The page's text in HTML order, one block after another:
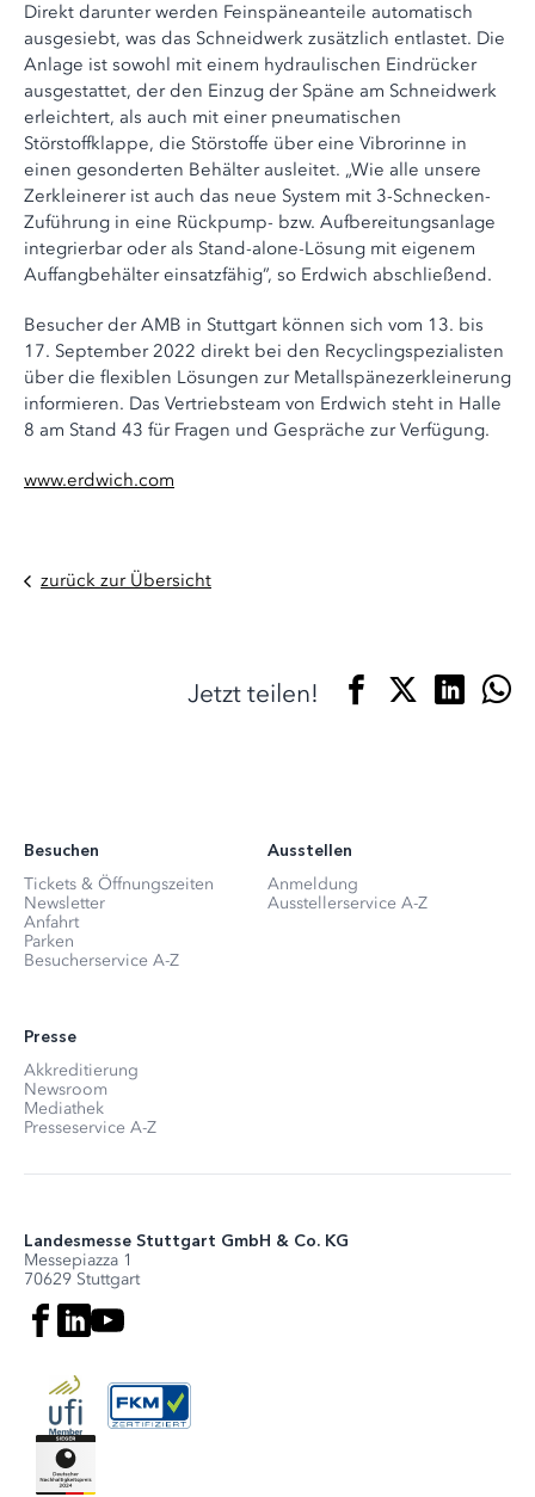
Direkt darunter werden Feinspäneanteile automatisch
ausgesiebt, was das Schneidwerk zusätzlich entlastet. Die
Anlage ist sowohl mit einem hydraulischen Eindrücker
ausgestattet, der den Einzug der Späne am Schneidwerk
erleichtert, als auch mit einer pneumatischen
Störstoffklappe, die Störstoffe über eine Vibrorinne in
einen gesonderten Behälter ausleitet. „Wie alle unsere
Zerkleinerer ist auch das neue System mit 3-Schnecken-
Zuführung in eine Rückpump- bzw. Aufbereitungsanlage
integrierbar oder als Stand-alone-Lösung mit eigenem
Auffangbehälter einsatzfähig”, so Erdwich abschließend.
Besucher der AMB in Stuttgart können sich vom 13. bis
17. September 2022 direkt bei den Recyclingspezialisten
über die flexiblen Lösungen zur Metallspänezerkleinerung
informieren. Das Vertriebsteam von Erdwich steht in Halle
8 am Stand 43 für Fragen und Gespräche zur Verfügung.
www.erdwich.com
zurück zur Übersicht
Jetzt teilen!
Besuchen
Tickets & Öffnungszeiten
Newsletter
Anfahrt
Parken
Besucherservice A-Z
Ausstellen
Anmeldung
Ausstellerservice A-Z
Presse
Akkreditierung
Newsroom
Mediathek
Presseservice A-Z
Landesmesse Stuttgart GmbH & Co. KG
Messepiazza 1
70629 Stuttgart